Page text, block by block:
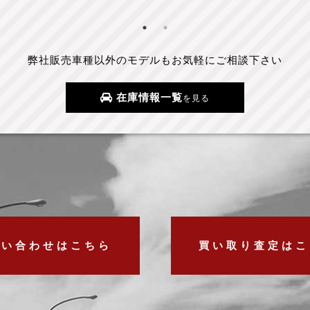
弊社販売車種以外のモデルもお気軽にご相談下さい
在庫情報一覧を見る
合わせはこちら 買い取り査定は